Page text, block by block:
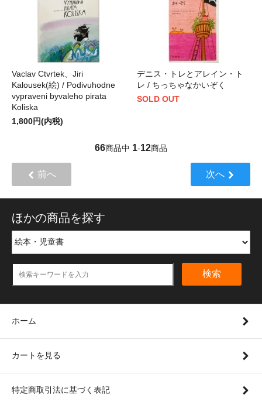
Vaclav Ctvrtek、Jiri
Kalousek(絵) / Podivuhodne
vypraveni byvaleho pirata
Koliska
1,800円(内税)
デニス・トレとアレイン・ト
レ / ちっちゃなかいぞく
SOLD OUT
66商品中 1-12商品
前へ 次へ
ほかの商品を探す
検索
ホーム
カートを見る
特定商取引法に基づく表記